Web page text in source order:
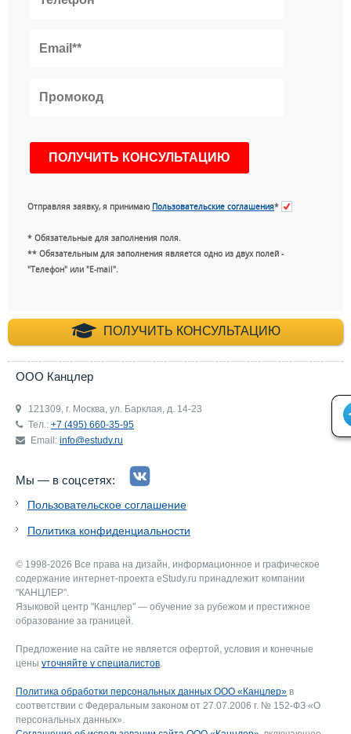
Отправляя заявку, я принимаю Пользовательские соглашения*
* Обязательные для заполнения поля.
** Обязательным для заполнения является одно из двух полей -
"Телефон" или "E-mail".
ПОЛУЧИТЬ КОНСУЛЬТАЦИЮ
+7 (495) 660-35-
ООО Канцлер
121309, г. Москва, ул. Барклая, д. 14-23
Тел.: +7 (495) 660-35-95
Email: info@estudy.ru
Мы — в соцсетях:
Пользовательское соглашение
Политика конфиденциальности
© 1998-2026 Все права на дизайн, информационное и графическое
содержание интернет-проекта eStudy.ru принадлежит компании
"КАНЦЛЕР".
Языковой центр "Канцлер" — обучение за рубежом и престижное
образование за границей.
Предложение на сайте не является офертой, условия и конечные
цены уточняйте у специалистов.
Политика обработки персональных данных ООО «Канцлер» в
соответствии с Федеральным законом от 27.07.2006 г. № 152-ФЗ «О
персональных данных».